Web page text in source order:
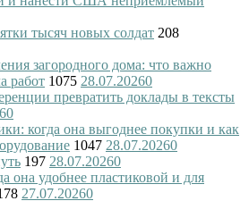
тысяч новых солдат 208
загородного дома: что важно
работ 1075 28.07.20260
превратить доклады в тексты
0
когда она выгоднее покупки и как
1047 28.07.20260
197 28.07.20260
она удобнее пластиковой и для
27.07.20260